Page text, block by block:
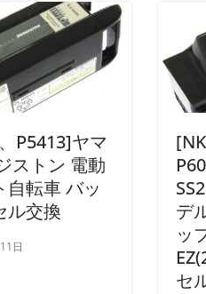
P5413]ヤマ
ストン 電動
自転車 バッ
ル交換
日
デ
ッ
セ